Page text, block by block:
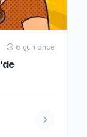
6 gün önce